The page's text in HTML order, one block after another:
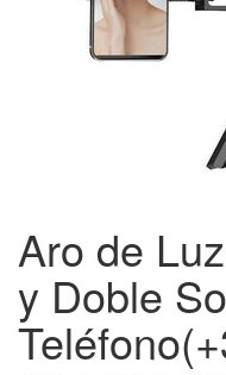
Aro de
y Doble